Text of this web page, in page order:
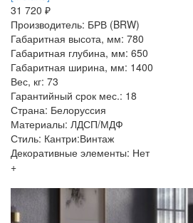
31 720 ₽
Производитель: БРВ (BRW)
Габаритная высота, мм: 780
Габаритная глубина, мм: 650
Габаритная ширина, мм: 1400
Вес, кг: 73
Гарантийный срок мес.: 18
Страна: Белоруссия
Материалы: ЛДСП/МДФ
Стиль: Кантри:Винтаж
Декоративные элементы: Нет
+